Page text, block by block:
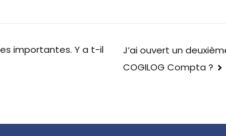
importantes. Y a t-il
J’ai ouvert un
COGILOG Compta ?